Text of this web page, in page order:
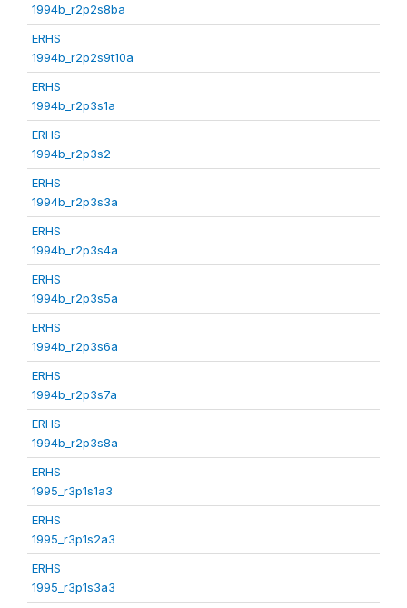
1994b_r2p2s8ba
ERHS
1994b_r2p2s9t10a
ERHS
1994b_r2p3s1a
ERHS
1994b_r2p3s2
ERHS
1994b_r2p3s3a
ERHS
1994b_r2p3s4a
ERHS
1994b_r2p3s5a
ERHS
1994b_r2p3s6a
ERHS
1994b_r2p3s7a
ERHS
1994b_r2p3s8a
ERHS
1995_r3p1s1a3
ERHS
1995_r3p1s2a3
ERHS
1995_r3p1s3a3